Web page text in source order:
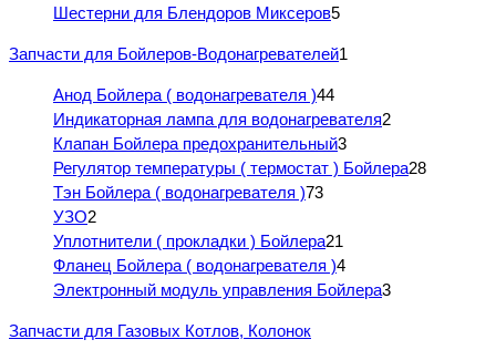
Шестерни для Блендоров Миксеров5
Запчасти для Бойлеров-Водонагревателей1
Анод Бойлера ( водонагревателя )44
Индикаторная лампа для водонагревателя2
Клапан Бойлера предохранительный3
Регулятор температуры ( термостат ) Бойлера28
Тэн Бойлера ( водонагревателя )73
УЗО2
Уплотнители ( прокладки ) Бойлера21
Фланец Бойлера ( водонагревателя )4
Электронный модуль управления Бойлера3
Запчасти для Газовых Котлов, Колонок